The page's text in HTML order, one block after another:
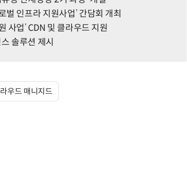
인프라 지원사업’ 간담회 개최
사업’ CDN 및 클라우드 지원
솔루션 제시
우드 매니지드
“계속 쫓아왔다”…도망치던 우크라 민간인 공격한 러 자폭 드론